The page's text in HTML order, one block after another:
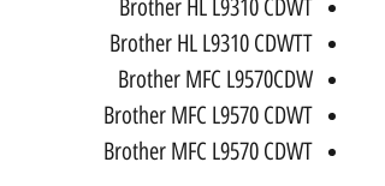
Brother HL L9310 CDWT
Brother HL L9310 CDWTT
Brother MFC L9570CDW
Brother MFC L9570 CDWT
Brother MFC L9570 CDWT